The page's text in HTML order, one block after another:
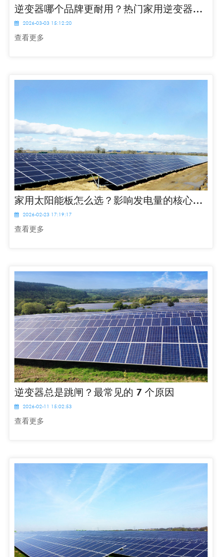
逆变器哪个品牌更耐用？热门家用逆变器对比
2026-03-03 15:12:20
查看更多
家用太阳能板怎么选？影响发电量的核心因素解析
2026-02-23 17:19:17
查看更多
逆变器总是跳闸？最常见的 7 个原因
2026-02-11 15:02:53
查看更多